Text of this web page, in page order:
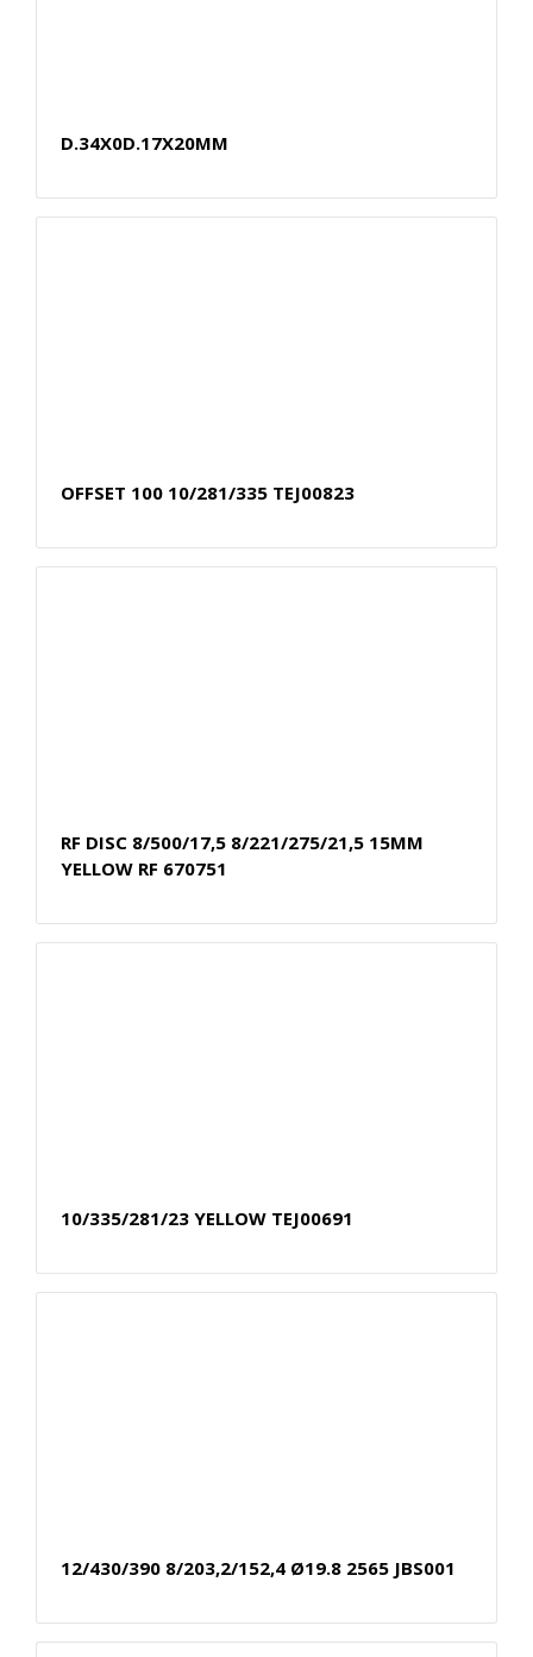
D.34X0D.17X20MM
OFFSET 100 10/281/335 TEJ00823
RF DISC 8/500/17,5 8/221/275/21,5 15MM
YELLOW RF 670751
10/335/281/23 YELLOW TEJ00691
12/430/390 8/203,2/152,4 Ø19.8 2565 JBS001